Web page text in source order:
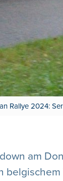
Rallye 2024:
am